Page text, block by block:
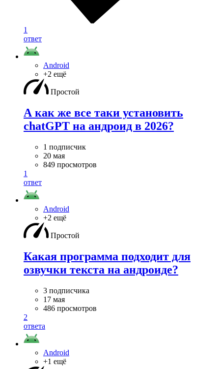
1
ответ
Android
+2 ещё
Простой
А как же все таки установить
chatGPT на андроид в 2026?
1 подписчик
20 мая
849 просмотров
1
ответ
Android
+2 ещё
Простой
Какая программа подходит для
озвучки текста на андроиде?
3 подписчика
17 мая
486 просмотров
2
ответа
Android
+1 ещё